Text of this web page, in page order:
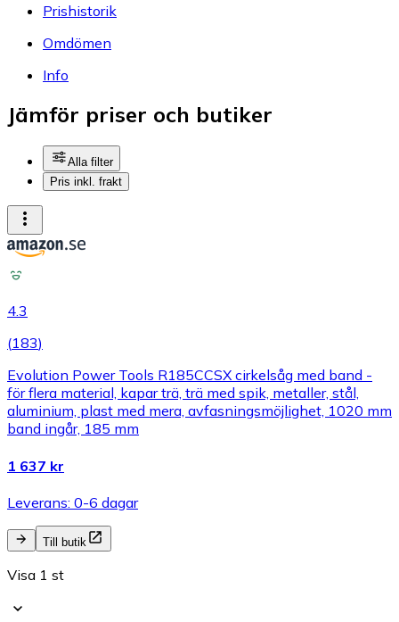
Prishistorik
Omdömen
Info
Jämför priser och butiker
Alla filter
Pris inkl. frakt
4.3
(183)
Evolution Power Tools R185CCSX cirkelsåg med band -
för flera material, kapar trä, trä med spik, metaller, stål,
aluminium, plast med mera, avfasningsmöjlighet, 1020 mm
band ingår, 185 mm
1 637 kr
Leverans: 0-6 dagar
Till butik
Visa 1 st